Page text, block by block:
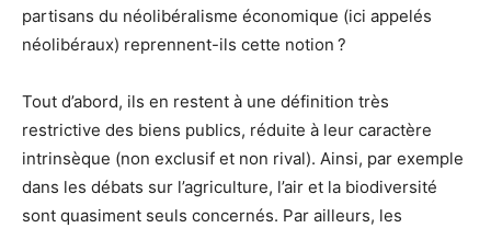
partisans du néolibéralisme économique (ici appelés
néolibéraux) reprennent-ils cette notion ?
Tout d’abord, ils en restent à une définition très
restrictive des biens publics, réduite à leur caractère
intrinsèque (non exclusif et non rival). Ainsi, par exemple
dans les débats sur l’agriculture, l’air et la biodiversité
sont quasiment seuls concernés. Par ailleurs, les